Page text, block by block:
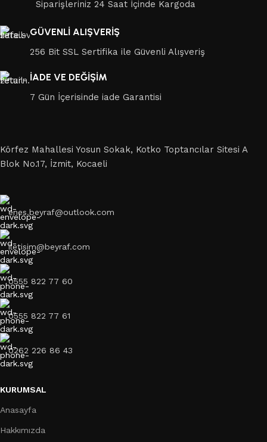
Siparişleriniz 24 Saat İçinde Kargoda
GÜVENLİ ALIŞVERİŞ
256 Bit SSL Sertifika ile Güvenli Alışveriş
İADE VE DEĞİŞİM
7 Gün İçerisinde iade Garantisi
Körfez Mahallesi Yosun Sokak, Kotko Toptancılar Sitesi A
Blok No.17, İzmit, Kocaeli
enes.beyraf@outlook.com
iletisim@beyraf.com
0555 822 77 60
0555 822 77 61
0262 226 86 43
KURUMSAL
Anasayfa
Hakkımızda